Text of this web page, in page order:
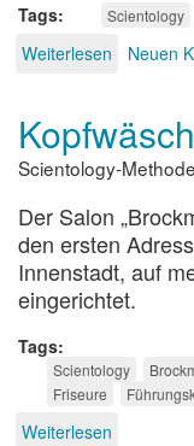
Tags Scientology
Weiterlesen über
Ergebnis
der
BuK-
Neuen
Scientology-
Der Salon
den ersten
Innenstadt, auf
eingerichtet.
Tags
Scientology
Friseure
Weiterlesen